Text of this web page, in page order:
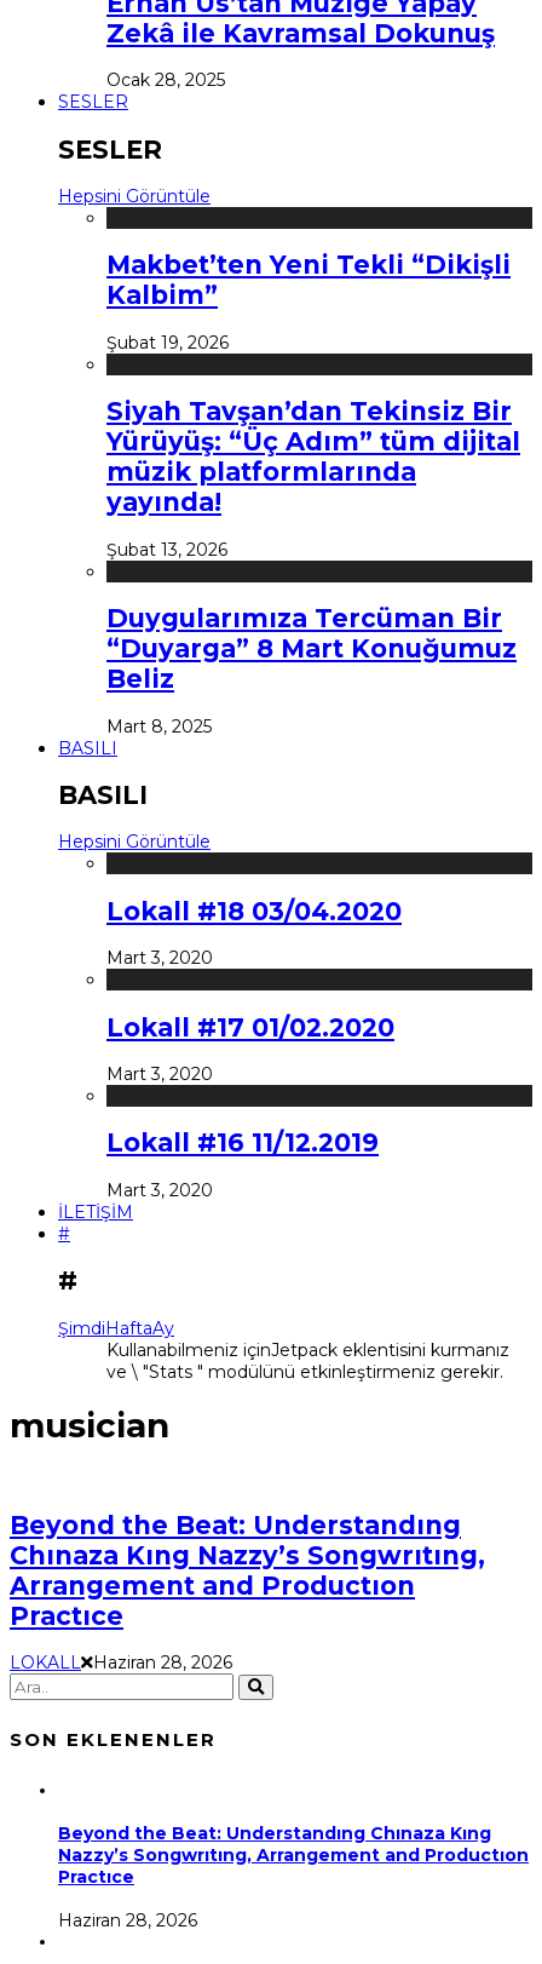
Zekâ ile Kavramsal Dokunuş
Ocak 28, 2025
SESLER
SESLER
Hepsini Görüntüle
Makbet’ten Yeni Tekli “Dikişli
Kalbim”
Şubat 19, 2026
Siyah Tavşan’dan Tekinsiz Bir
Yürüyüş: “Üç Adım” tüm dijital
müzik platformlarında
yayında!
Şubat 13, 2026
Duygularımıza Tercüman Bir
“Duyarga” 8 Mart Konuğumuz
Beliz
Mart 8, 2025
BASILI
BASILI
Hepsini Görüntüle
Lokall #18 03/04.2020
Mart 3, 2020
Lokall #17 01/02.2020
Mart 3, 2020
Lokall #16 11/12.2019
Mart 3, 2020
İLETİŞİM
#
#
ŞimdiHaftaAy
Kullanabilmeniz içinJetpack eklentisini kurmanız
ve \ "Stats " modülünü etkinleştirmeniz gerekir.
musician
Beyond the Beat: Understandıng
Chınaza Kıng Nazzy’s Songwrıtıng,
Arrangement and Productıon
Practıce
LOKALL Haziran 28, 2026
SON EKLENENLER
Beyond the Beat: Understandıng Chınaza Kıng
Nazzy’s Songwrıtıng, Arrangement and Productıon
Practıce
Haziran 28, 2026